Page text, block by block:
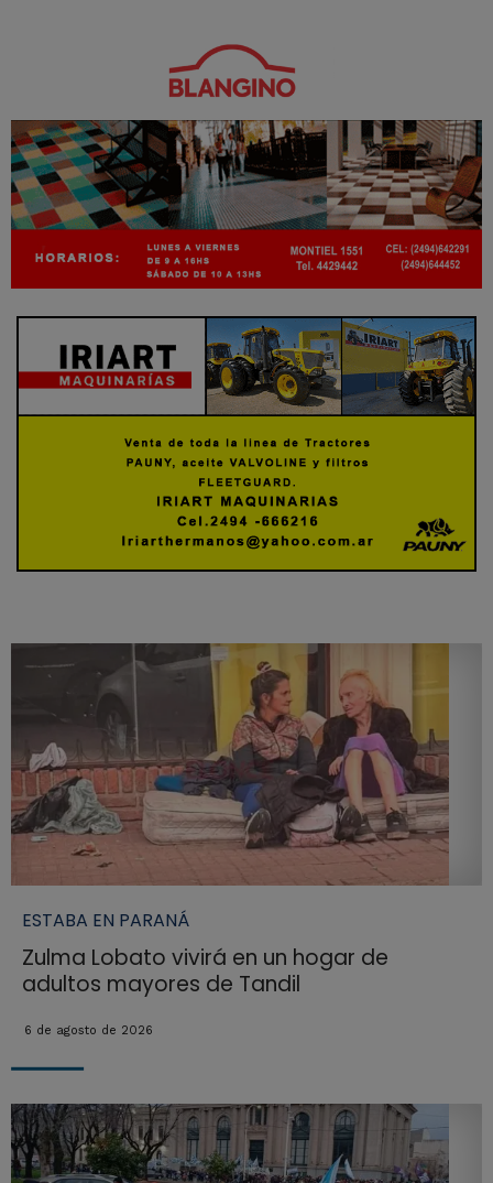
ESTABA EN PARANÁ
Zulma Lobato vivirá en un hogar de
adultos mayores de Tandil
6 de agosto de 2026